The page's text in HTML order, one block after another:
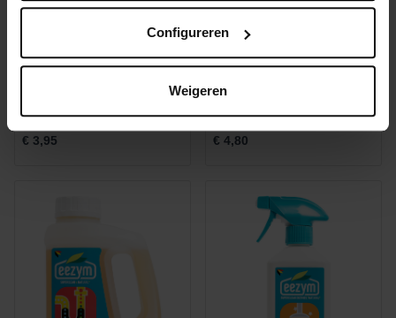
Configureren
Weigeren
€ 3,95 € 4,80